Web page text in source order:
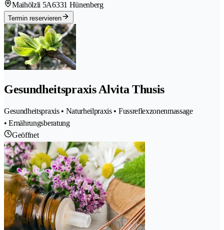
Maihölzli 5A6331 Hünenberg
Termin reservieren
Gesundheitspraxis Alvita Thusis
Gesundheitspraxis • Naturheilpraxis • Fussreflexzonenmassage
• Ernährungsberatung
Geöffnet